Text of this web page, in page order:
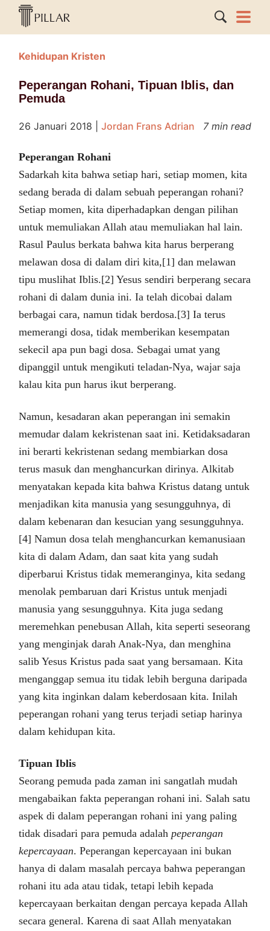
Kehidupan Kristen
Peperangan Rohani, Tipuan Iblis, dan
Pemuda
26 Januari 2018 |Jordan Frans Adrian 7 min read
Peperangan Rohani
Sadarkah kita bahwa setiap hari, setiap momen, kita
sedang berada di dalam sebuah peperangan rohani?
Setiap momen, kita diperhadapkan dengan pilihan
untuk memuliakan Allah atau memuliakan hal lain.
Rasul Paulus berkata bahwa kita harus berperang
melawan dosa di dalam diri kita,[1] dan melawan
tipu muslihat Iblis.[2] Yesus sendiri berperang secara
rohani di dalam dunia ini. Ia telah dicobai dalam
berbagai cara, namun tidak berdosa.[3] Ia terus
memerangi dosa, tidak memberikan kesempatan
sekecil apa pun bagi dosa. Sebagai umat yang
dipanggil untuk mengikuti teladan-Nya, wajar saja
kalau kita pun harus ikut berperang.
Namun, kesadaran akan peperangan ini semakin
memudar dalam kekristenan saat ini. Ketidaksadaran
ini berarti kekristenan sedang membiarkan dosa
terus masuk dan menghancurkan dirinya. Alkitab
menyatakan kepada kita bahwa Kristus datang untuk
menjadikan kita manusia yang sesungguhnya, di
dalam kebenaran dan kesucian yang sesungguhnya.
[4] Namun dosa telah menghancurkan kemanusiaan
kita di dalam Adam, dan saat kita yang sudah
diperbarui Kristus tidak memeranginya, kita sedang
menolak pembaruan dari Kristus untuk menjadi
manusia yang sesungguhnya. Kita juga sedang
meremehkan penebusan Allah, kita seperti seseorang
yang menginjak darah Anak-Nya, dan menghina
salib Yesus Kristus pada saat yang bersamaan. Kita
menganggap semua itu tidak lebih berguna daripada
yang kita inginkan dalam keberdosaan kita. Inilah
peperangan rohani yang terus terjadi setiap harinya
dalam kehidupan kita.
Tipuan Iblis
Seorang pemuda pada zaman ini sangatlah mudah
mengabaikan fakta peperangan rohani ini. Salah satu
aspek di dalam peperangan rohani ini yang paling
tidak disadari para pemuda adalahpeperangan
kepercayaan. Peperangan kepercayaan ini bukan
hanya di dalam masalah percaya bahwa peperangan
rohani itu ada atau tidak, tetapi lebih kepada
kepercayaan berkaitan dengan percaya kepada Allah
secara general. Karena di saat Allah menyatakan